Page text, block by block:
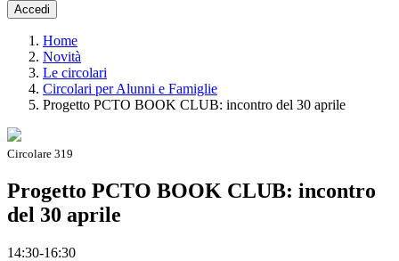
Accedi
Home
Novità
Le circolari
Circolari per Alunni e Famiglie
Progetto PCTO BOOK CLUB: incontro del 30 aprile
Circolare 319
Progetto PCTO BOOK CLUB: incontro
del 30 aprile
14:30-16:30